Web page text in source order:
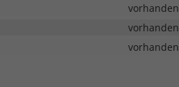
vorhanden
vorhanden
vorhanden